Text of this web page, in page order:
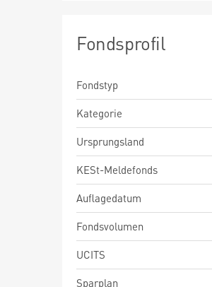
Fondsprofil
Fondstyp
Kategorie
Ursprungsland
KESt-Meldefonds
Auflagedatum
Fondsvolumen
UCITS
Sparplan